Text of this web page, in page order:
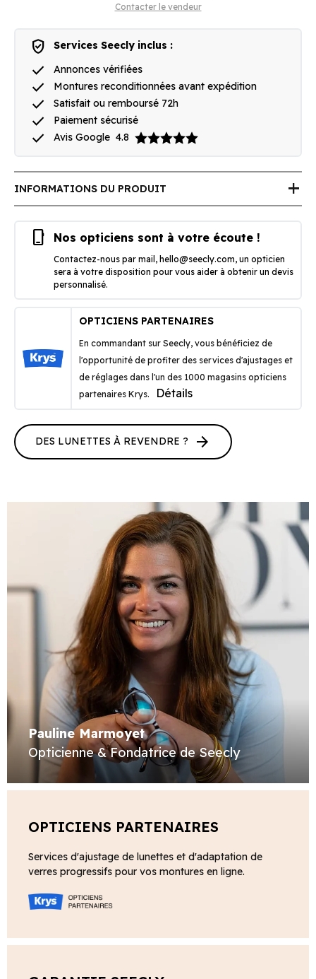
Contacter le vendeur
verified_user Services Seecly inclus :
done Annonces vérifiées
done Montures reconditionnées avant expédition
done Satisfait ou remboursé 72h
done Paiement sécurisé
done Avis Google 4.8
INFORMATIONS DU PRODUIT add
phone_iphone Nos opticiens sont à votre écoute !
Contactez-nous par mail, hello@seecly.com, un opticien
sera à votre disposition pour vous aider à obtenir un devis
personnalisé.
OPTICIENS PARTENAIRES
En commandant sur Seecly, vous bénéficiez de
l'opportunité de profiter des services d'ajustages et
de réglages dans l'un des 1000 magasins opticiens
partenaires Krys.
Détails
DES LUNETTES À REVENDRE ? arrow_forward
Pauline Marmoyet
Opticienne & Fondatrice de Seecly
OPTICIENS PARTENAIRES
Services d'ajustage de lunettes et d'adaptation de
verres progressifs pour vos montures en ligne.